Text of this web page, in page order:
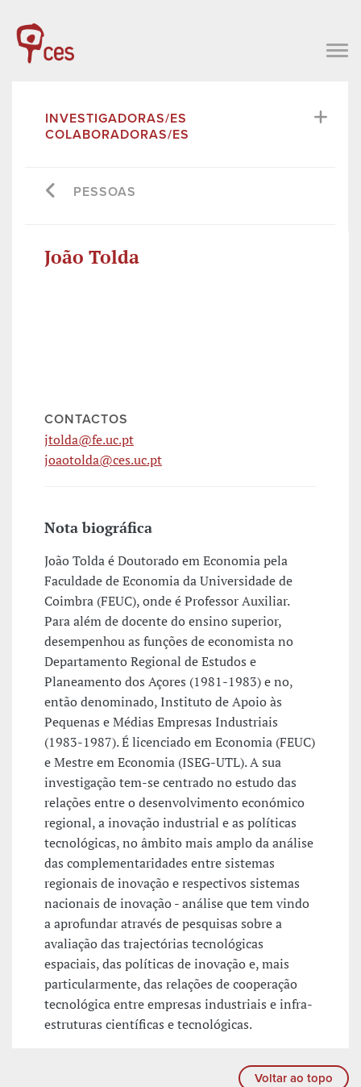
INVESTIGADORAS/ES
COLABORADORAS/ES
PESSOAS
João Tolda
CONTACTOS
jtolda@fe.uc.pt
joaotolda@ces.uc.pt
Nota biográfica
João Tolda é Doutorado em Economia pela
Faculdade de Economia da Universidade de
Coimbra (FEUC), onde é Professor Auxiliar.
Para além de docente do ensino superior,
desempenhou as funções de economista no
Departamento Regional de Estudos e
Planeamento dos Açores (1981-1983) e no,
então denominado, Instituto de Apoio às
Pequenas e Médias Empresas Industriais
(1983-1987). É licenciado em Economia (FEUC)
e Mestre em Economia (ISEG-UTL). A sua
investigação tem-se centrado no estudo das
relações entre o desenvolvimento económico
regional, a inovação industrial e as políticas
tecnológicas, no âmbito mais amplo da análise
das complementaridades entre sistemas
regionais de inovação e respectivos sistemas
nacionais de inovação - análise que tem vindo
a aprofundar através de pesquisas sobre a
avaliação das trajectórias tecnológicas
espaciais, das políticas de inovação e, mais
particularmente, das relações de cooperação
tecnológica entre empresas industriais e infra-
estruturas científicas e tecnológicas.
Voltar ao topo